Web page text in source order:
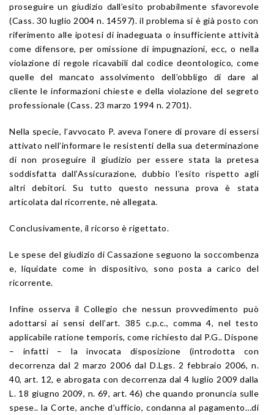
proseguire un giudizio dall’esito probabilmente sfavorevole
(Cass. 30 luglio 2004 n. 14597). il problema si è già posto con
riferimento alle ipotesi di inadeguata o insufficiente attività
come difensore, per omissione di impugnazioni, ecc, o nella
violazione di regole ricavabili dal codice deontologico, come
quelle del mancato assolvimento dell’obbligo di dare al
cliente le informazioni chieste e della violazione del segreto
professionale (Cass. 23 marzo 1994 n. 2701).
Nella specie, l’avvocato P. aveva l’onere di provare di essersi
attivato nell’informare le resistenti della sua determinazione
di non proseguire il giudizio per essere stata la pretesa
soddisfatta dall’Assicurazione, dubbio l’esito rispetto agli
altri debitori. Su tutto questo nessuna prova è stata
articolata dal ricorrente, nè allegata.
Conclusivamente, il ricorso è rigettato.
Le spese del giudizio di Cassazione seguono la soccombenza
e, liquidate come in dispositivo, sono posta a carico del
ricorrente.
Infine osserva il Collegio che nessun provvedimento può
adottarsi ai sensi dell’art. 385 c.p.c., comma 4, nel testo
applicabile ratione temporis, come richiesto dal P.G.. Dispone
– infatti – la invocata disposizione (introdotta con
decorrenza dal 2 marzo 2006 dal D.Lgs. 2 febbraio 2006, n.
40, art. 12, e abrogata con decorrenza dal 4 luglio 2009 dalla
L. 18 giugno 2009, n. 69, art. 46) che quando pronuncia sulle
spese.. la Corte, anche d’ufficio, condanna al pagamento…di